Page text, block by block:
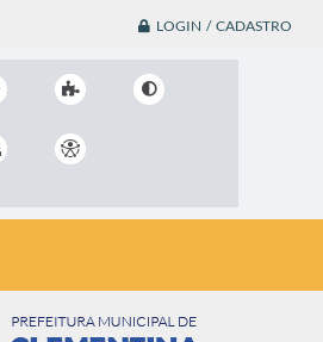
LOGIN / CADASTRO